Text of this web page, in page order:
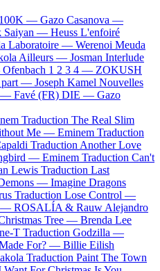
100K — Gazo Casanova —
Saiyan — Heuss L'enfoiré
Laboratoire — Werenoi Meuda
Ailleurs — Josman Interlude
Ofenbach 1 2 3 4 — ZOKUSH
part — Joseph Kamel Nouvelles
— Favé (FR) DIE — Gazo
Traduction The Real Slim
Me — Eminem Traduction
Traduction Another Love
— Eminem Traduction Can't
Lewis Traduction Last
— Imagine Dragons
Traduction Lose Control —
— ROSALÍA & Rauw Alejandro
Tree — Brenda Lee
T Traduction Godzilla —
For? — Billie Eilish
Traduction Paint The Town